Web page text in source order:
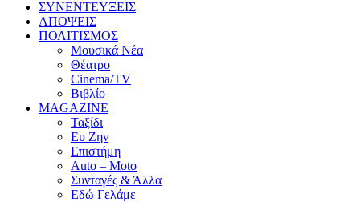
ΣΥΝΕΝΤΕΥΞΕΙΣ
ΑΠΟΨΕΙΣ
ΠΟΛΙΤΙΣΜΟΣ
Μουσικά Νέα
Θέατρο
Cinema/TV
Βιβλίο
MAGAZINE
Ταξίδι
Ευ Ζην
Επιστήμη
Auto – Moto
Συνταγές & Άλλα
Εδώ Γελάμε